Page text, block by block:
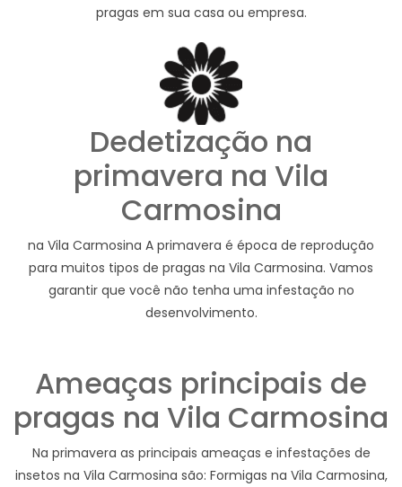
pragas em sua casa ou empresa.
Dedetização na
primavera na Vila
Carmosina
na Vila Carmosina A primavera é época de reprodução
para muitos tipos de pragas na Vila Carmosina. Vamos
garantir que você não tenha uma infestação no
desenvolvimento.
Ameaças principais de
pragas na Vila Carmosina
Na primavera as principais ameaças e infestações de
insetos na Vila Carmosina são: Formigas na Vila Carmosina,